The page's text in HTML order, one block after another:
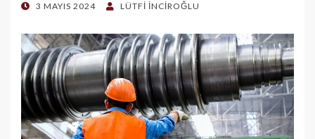
POSTED
3 MAYIS 2024 LÜTFI İNCIROĞLU